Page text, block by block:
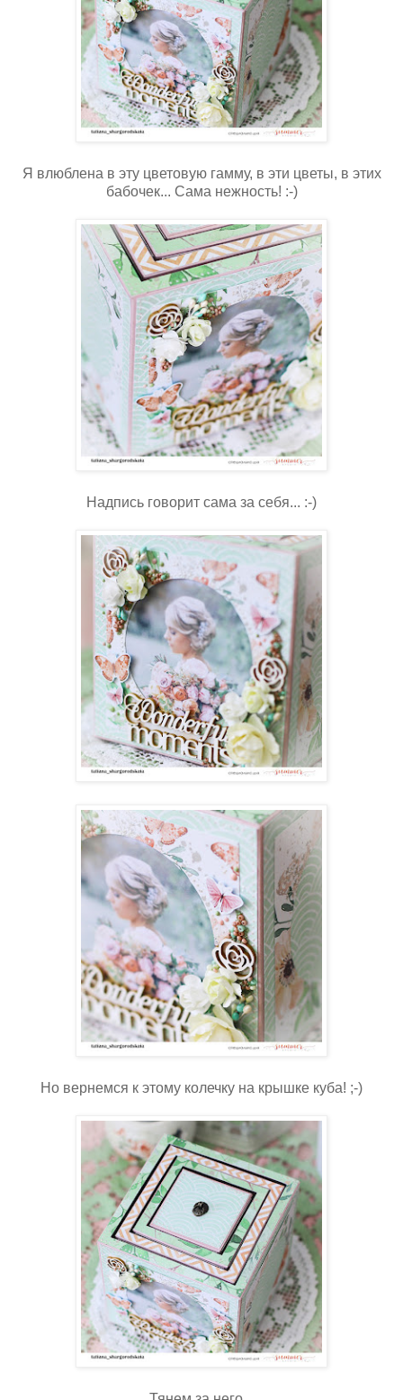
Я влюблена в эту цветовую гамму, в эти цветы, в этих
бабочек... Сама нежность! :-)
Надпись говорит сама за себя... :-)
Но вернемся к этому колечку на крышке куба! ;-)